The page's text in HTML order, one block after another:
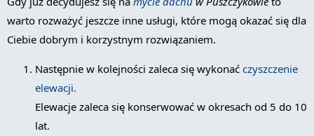
warto rozważyć jeszcze inne usługi, które mogą okazać się dla
Ciebie dobrym i korzystnym rozwiązaniem.
Następnie w kolejności zaleca się wykonać czyszczenie
elewacji.
Elewacje zaleca się konserwować w okresach od 5 do 10
lat.